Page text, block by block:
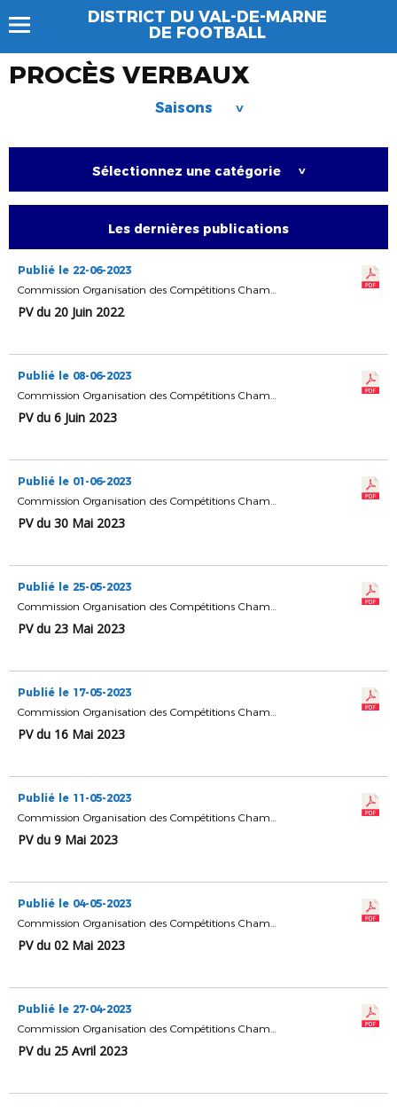
DISTRICT DU VAL-DE-MARNE
DE FOOTBALL
PROCÈS VERBAUX
Saisons >
Sélectionnez une catégorie >
Les dernières publications
Publié le 22-06-2023
Commission Organisation des Compétitions Championnats & Coupes
PV du 20 Juin 2022
Publié le 08-06-2023
Commission Organisation des Compétitions Championnats & Coupes
PV du 6 Juin 2023
Publié le 01-06-2023
Commission Organisation des Compétitions Championnats & Coupes
PV du 30 Mai 2023
Publié le 25-05-2023
Commission Organisation des Compétitions Championnats & Coupes
PV du 23 Mai 2023
Publié le 17-05-2023
Commission Organisation des Compétitions Championnats & Coupes
PV du 16 Mai 2023
Publié le 11-05-2023
Commission Organisation des Compétitions Championnats & Coupes
PV du 9 Mai 2023
Publié le 04-05-2023
Commission Organisation des Compétitions Championnats & Coupes
PV du 02 Mai 2023
Publié le 27-04-2023
Commission Organisation des Compétitions Championnats & Coupes
PV du 25 Avril 2023